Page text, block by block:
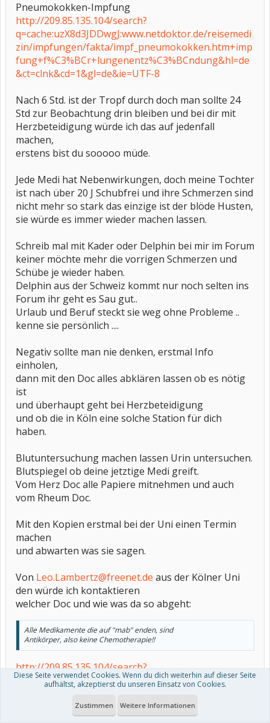
Pneumokokken-Impfung
http://209.85.135.104/search?
q=cache:uzX8d3JDDwgJ:www.netdoktor.de/reisemedi
zin/impfungen/fakta/impf_pneumokokken.htm+imp
fung+f%C3%BCr+lungenentz%C3%BCndung&hl=de
&ct=clnk&cd=1&gl=de&ie=UTF-8
Nach 6 Std. ist der Tropf durch doch man sollte 24
Std zur Beobachtung drin bleiben und bei dir mit
Herzbeteidigung würde ich das auf jedenfall
machen,
erstens bist du sooooo müde.
Jede Medi hat Nebenwirkungen, doch meine Tochter
ist nach über 20 J Schubfrei und ihre Schmerzen sind
nicht mehr so stark das einzige ist der blöde Husten,
sie würde es immer wieder machen lassen.
Schreib mal mit Kader oder Delphin bei mir im Forum
keiner möchte mehr die vorrigen Schmerzen und
Schübe je wieder haben.
Delphin aus der Schweiz kommt nur noch selten ins
Forum ihr geht es Sau gut..
Urlaub und Beruf steckt sie weg ohne Probleme ..
kenne sie persönlich ....
Negativ sollte man nie denken, erstmal Info
einholen,
dann mit den Doc alles abklären lassen ob es nötig
ist
und überhaupt geht bei Herzbeteidigung
und ob die in Köln eine solche Station für dich
haben.
Blutuntersuchung machen lassen Urin untersuchen.
Blutspiegel ob deine jetztige Medi greift.
Vom Herz Doc alle Papiere mitnehmen und auch
vom Rheum Doc.
Mit den Kopien erstmal bei der Uni einen Termin
machen
und abwarten was sie sagen.
Von Leo.Lambertz@freenet.de aus der Kölner Uni
den würde ich kontaktieren
welcher Doc und wie was da so abgeht:
Alle Medikamente die auf "mab" enden, sind
Antikörper, also keine Chemotherapie!!
http://209.85.135.104/search?
q=cache:yPEuVSslqUgJ:www.myelom.org/forum/mess
ct=clnk&cd=7&gl=de&ie=UTF-8
Diese Seite verwendet Cookies. Wenn du dich weiterhin auf dieser Seite
aufhältst, akzeptierst du unseren Einsatz von Cookies.
Zustimmen Weitere Informationen